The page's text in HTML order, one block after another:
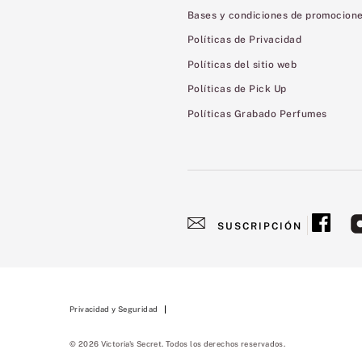
Bases y condiciones de
Políticas de Privacidad
Políticas del sitio web
Políticas de Pick Up
Políticas Grabado Perfumes
SUSCRIPCIÓN
Privacidad y Seguridad
© 2026 Victoria's Secret. Todos los derechos reservados.